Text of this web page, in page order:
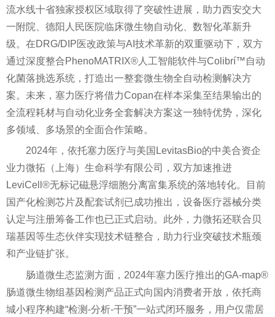
流水线十省独家授权区域取得了突破性进展，助力西安交大
一附院、德阳人民医院临床微生物自动化、数智化革新升
级。在DRG/DIP医改政策与AI技术革新的双重驱动下，双方
通过深度整合PhenoMATRIX®人工智能软件与Colibrí™自动
化菌落挑选系统，打造出一整套微生物全自动检测解决方
案。未来，塞力医疗将借力Copan在样本采集至结果输出的
全流程耗材与自动化业务全套解决方案这一独特优势，深化
多领域、多场景的全面合作策略。
2024年，依托塞力医疗与美国LevitasBio的中美合资企
业力微拓（上海）生命科学有限公司，双方加速推进
LeviCell®无标记磁悬浮细胞分离富集系统的落地转化。目前
国产化检测芯片及配套试剂已成功推出，设备医疗器械分类
认定与注册筹备工作也已正式启动。此外，力微拓还联合贝
瑞基因等生态伙伴实现技术链整合，助力行业突破技术瓶颈
和产业链扩张。
肠道微生态监测方面，2024年塞力医疗推出的GA-map®
肠道微生物组基因检测产品正式向国内消费者开放，依托商
城小程序构建“检测-分析-干预”一站式闭环服务，用户仅需居